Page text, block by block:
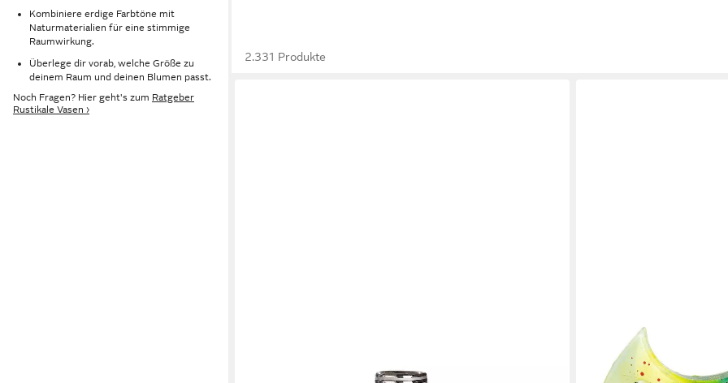
Kombiniere erdige Farbtöne mit
Naturmaterialien für eine stimmige
Raumwirkung.
Überlege dir vorab, welche Größe zu
deinem Raum und deinen Blumen passt.
Noch Fragen? Hier geht's zum Ratgeber
Rustikale Vasen ›
2.331 Produkte